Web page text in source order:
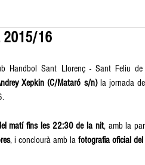
2015/16
Handbol Sant Llorenç - Sant Feliu
Xepkin (C/Mataró s/n) la jornada
matí fins les 22:30 de la nit, amb la
, i conclourà amb la fotografia oficial del